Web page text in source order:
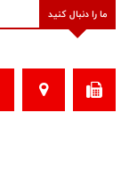
ما را دنبال کنید